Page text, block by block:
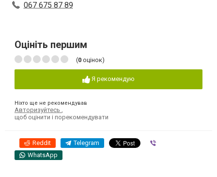
067 675 87 89
Оцініть першим
(0 оцінок)
Я рекомендую
Ніхто ще не рекомендував
Авторизуйтесь
щоб оцінити і порекомендувати
Reddit Telegram
WhatsApp